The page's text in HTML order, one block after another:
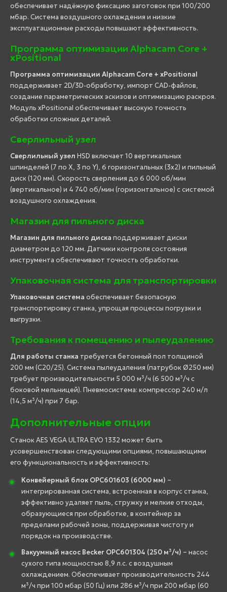
обеспечивает надёжную фиксацию заготовок при 100/200
мбар. Система воздушного охлаждения и низкие
эксплуатационные расходы повышают эффективность.
Программа оптимизации Alphacam Core +
xPositional
Программа оптимизации Alphacam Core + xPositional
поддерживает 2D/3D-обработку, импорт CAD-файлов,
создание параметрических эскизов и оптимизацию раскроя.
Модуль xPositional обеспечивает высокую точность
обработки сложных деталей.
Сверлильный узел
Сверлильный узел HSD включает 10 вертикальных
шпинделей (7 по X, 3 по Y), 6 горизонтальных (3x2) и пильный
диск (120 мм). Скорость сверления до 6 000 об/мин
(вертикальное) и 4 740 об/мин (горизонтальное) с системой
воздушного охлаждения.
Магазин для пильного диска
Магазин для пильного диска поддерживает диски
диаметром до 120 мм. Датчики контроля состояния
инструмента обеспечивают точность обработки.
Упаковочная система для транспортировки
Упаковочная система обеспечивает безопасную
транспортировку станка, упрощая процессы погрузки и
выгрузки.
Требования к помещению и пылеудалению
Для работы станка требуется бетонный пол толщиной
200 мм (C20/25). Система пылеудаления (патрубок Ø250 мм)
требует производительности 5 000 м³/ч (6 500 м³/ч с
боковой мельницей). Пневмосистема: компрессор 240 н/л
(14,5 м³/ч) при 7 бар.
Дополнительные опции
Станок AES VEGA ULTRA EVO 1332 может быть
усовершенствован следующими опциями, повышающими
его функциональность и эффективность:
Конвейерный блок OPC601603 (6000 мм) –
интегрированная система, встроенная в корпус станка,
эффективно удаляет пыль, стружку и мелкие отходы,
образующиеся при обработке, в контейнер за
пределами рабочей зоны, поддерживая чистоту и
порядок на производстве.
Вакуумный насос Becker OPC601304 (250 м³/ч) – насос
сухого типа мощностью 8,9 л.с. с воздушным
охлаждением. Обеспечивает производительность 244
м³/ч при 100 мбар (50 Гц) или 286 м³/ч при 200 мбар (60